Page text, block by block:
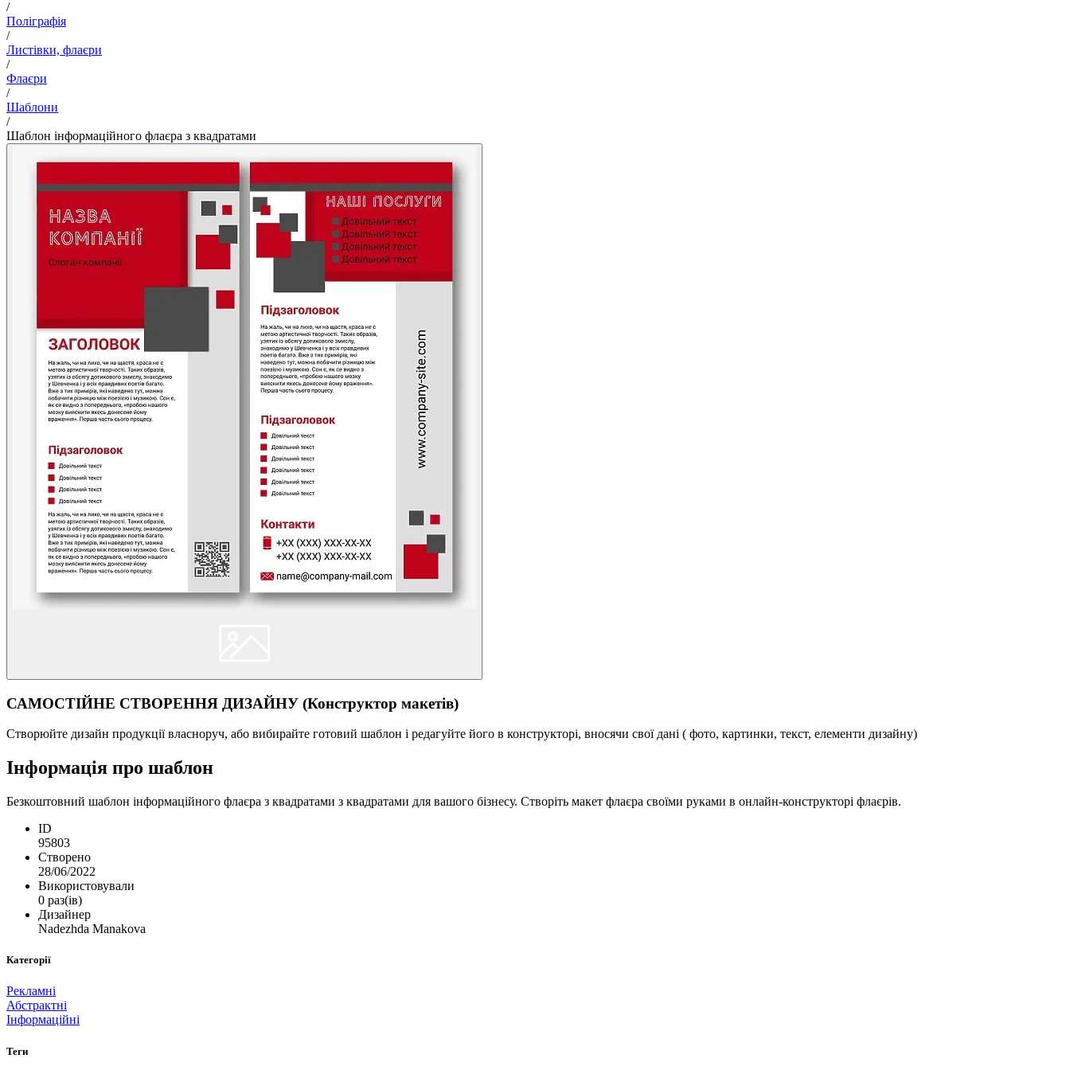
/
Поліграфія
/
Листівки, флаєри
/
Флаєри
/
Шаблони
/
Шаблон інформаційного флаєра з квадратами
САМОСТІЙНЕ СТВОРЕННЯ ДИЗАЙНУ (Конструктор макетів)
Створюйте дизайн продукції власноруч, або вибирайте готовий шаблон і редагуйте його в конструкторі, вносячи свої дані ( фото, картинки, текст, елементи дизайну)
Інформація про шаблон
Безкоштовний шаблон інформаційного флаєра з квадратами з квадратами для вашого бізнесу. Створіть макет флаєра своїми руками в онлайн-конструкторі флаєрів.
ID
95803
Створено
28/06/2022
Використовували
0 раз(ів)
Дизайнер
Nadezhda Manakova
Категорії
Рекламні
Абстрактні
Інформаційні
Теги